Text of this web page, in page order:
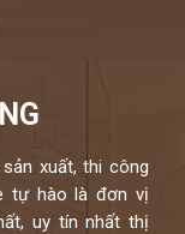
xuất, thi công
tự hào là đơn vị
uy tín nhất thị